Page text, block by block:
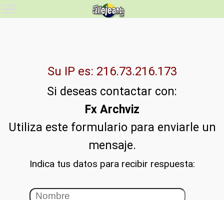
Su IP es: 216.73.216.173
Si deseas contactar con:
Fx Archviz
Utiliza este formulario para enviarle un
mensaje.
Indica tus datos para recibir respuesta: